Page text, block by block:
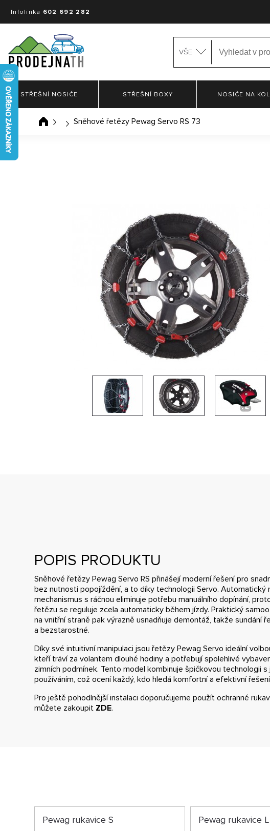
Infolinka 602 692 282
VŠE
STŘEŠNÍ NOSIČE STŘEŠNÍ BOXY NOSIČE NA
Sněhové řetězy Pewag Servo RS 73
POPIS PRODUKTU
Sněhové řetězy Pewag Servo RS přinášejí moderní řešení pro
bez nutnosti popojíždění, a to díky technologii Servo. Automatický
mechanismus s ráčnou eliminuje potřebu manuálního dopínání,
řetězu se reguluje zcela automaticky během jízdy. Praktický
na vnitřní straně pak výrazně usnadňuje demontáž, takže sundání
a bezstarostné.
Díky své intuitivní manipulaci jsou řetězy Pewag Servo ideální
kteří tráví za volantem dlouhé hodiny a potřebují spolehlivé
zimních podmínek. Tento model kombinuje špičkovou technologii s
používáním, což ocení každý, kdo hledá komfortní a efektivní
Pro ještě pohodlnější instalaci doporučujeme použít ochranné
můžete zakoupit ZDE.
Pewag rukavice S Pewag rukavice L